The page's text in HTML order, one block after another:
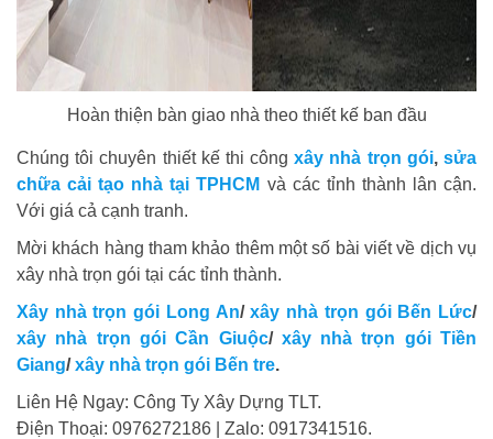
Hoàn thiện bàn giao nhà theo thiết kế ban đầu
Chúng tôi chuyên thiết kế thi côngxây nhà trọn gói,sửa
chữa cải tạo nhà tại TPHCM và các tỉnh thành lân cận.
Với giá cả cạnh tranh.
Mời khách hàng tham khảo thêm một số bài viết về dịch vụ
xây nhà trọn gói tại các tỉnh thành.
Xây nhà trọn gói Long An/xây nhà trọn gói Bến Lức/
xây nhà trọn gói Cần Giuộc/ xây nhà trọn gói Tiền
Giang/xây nhà trọn gói Bến tre.
Liên Hệ Ngay: Công Ty Xây Dựng TLT.
Điện Thoại: 0976272186 | Zalo: 0917341516.